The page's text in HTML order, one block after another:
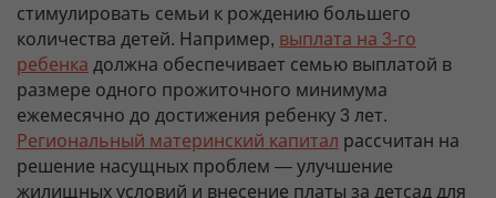
стимулировать семьи к рождению большего
количества детей. Например, выплата на 3-го
ребенка должна обеспечивает семью выплатой в
размере одного прожиточного минимума
ежемесячно до достижения ребенку 3 лет.
Региональный материнский капитал рассчитан на
решение насущных проблем — улучшение
жилищных условий и внесение платы за детсад для